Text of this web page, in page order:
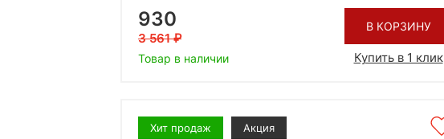
930
3 561
Товар в наличии
В КОРЗИНУ
Купить в 1 клик
Хит продаж Акция